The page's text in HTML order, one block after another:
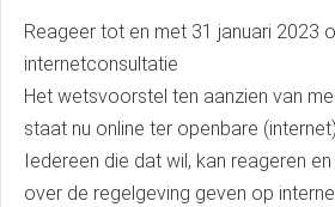
Reageer tot en met 31 januari 2023
internetconsultatie
Het wetsvoorstel ten aanzien van
staat nu online ter openbare
Iedereen die dat wil, kan reageren
over de regelgeving geven op